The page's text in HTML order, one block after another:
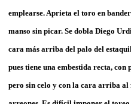
emplearse. Aprieta el toro en
manso sin picar. Se dobla Diego
cara más arriba del palo del
pues tiene una embestida recta,
pero sin celo y con la cara arriba al